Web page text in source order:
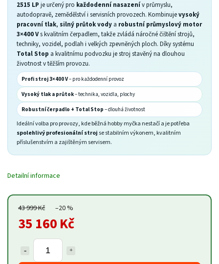
43 999 Kč –20 %
35 160 Kč
2515 LP je určený pro každodenní nasazenív průmyslu,
autodopravě, zemědělství i servisních provozech. Kombinujevysoký
pracovní tlak, silný průtok vody a robustní průmyslový motor
3×400 Vs kvalitním čerpadlem, takže zvládá náročné čištění strojů,
techniky, vozidel, podlah i velkých zpevněných ploch. Díky systému
Total Stop a kvalitnímu podvozku je stroj stavěný na dlouhou
životnost v těžším provozu.
Profi stroj 3×400 V– pro každodenní provoz
Vysoký tlak a průtok– technika, vozidla, plochy
Robustní čerpadlo + Total Stop – dlouhá životnost
Ideální volba pro provozy, kde běžná hobby myčka nestačí a je potřeba
spolehlivý profesionální stroj se stabilním výkonem, kvalitním
příslušenstvím a zajištěným servisem.
Detailní informace